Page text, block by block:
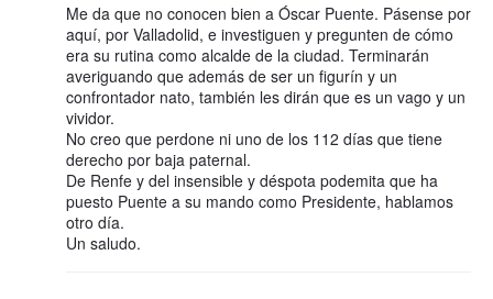
Me da que no conocen bien a Óscar Puente. Pásense por
aquí, por Valladolid, e investiguen y pregunten de cómo
era su rutina como alcalde de la ciudad. Terminarán
averiguando que además de ser un figurín y un
confrontador nato, también les dirán que es un vago y un
vividor.
No creo que perdone ni uno de los 112 días que tiene
derecho por baja paternal.
De Renfe y del insensible y déspota podemita que ha
puesto Puente a su mando como Presidente, hablamos
otro día.
Un saludo.